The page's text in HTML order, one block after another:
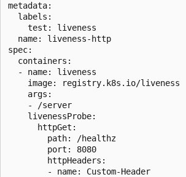
metadata:
  labels:
    test: liveness
  name: liveness-http
spec:
  containers:
  - name: liveness
    image: registry.k8s.io/liveness
    args:
    - /server
    livenessProbe:
      httpGet:
        path: /healthz
        port: 8080
        httpHeaders:
        - name: Custom-Header